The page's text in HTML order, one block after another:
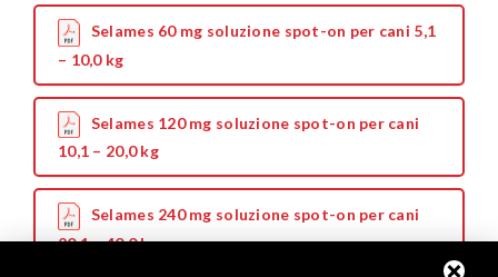
Selames 60 mg soluzione spot-on per cani 5,1
– 10,0 kg
Selames 120 mg soluzione spot-on per cani
10,1 – 20,0 kg
Selames 240 mg soluzione spot-on per cani
20,1 – 40,0 kg